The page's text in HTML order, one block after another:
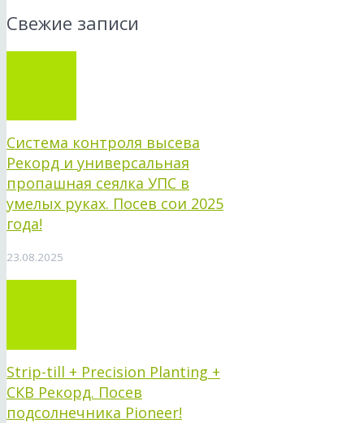
Свежие записи
Система контроля высева
Рекорд и универсальная
пропашная сеялка УПС в
умелых руках. Посев сои 2025
года!
23.08.2025
Strip-till + Precision Planting +
СКВ Рекорд. Посев
подсолнечника Pioneer!